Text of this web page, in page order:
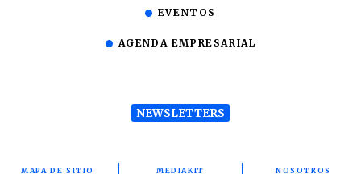
EVENTOS
AGENDA EMPRESARIAL
NEWSLETTERS
MAPA DE SITIO MEDIAKIT NOSOTROS